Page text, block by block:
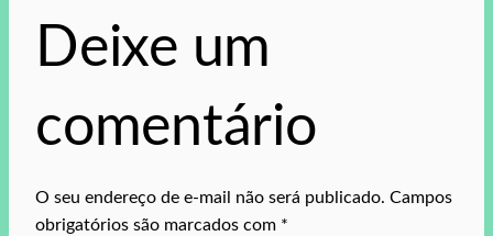
Deixe um
comentário
O seu endereço de e-mail não será publicado. Campos
obrigatórios são marcados com *